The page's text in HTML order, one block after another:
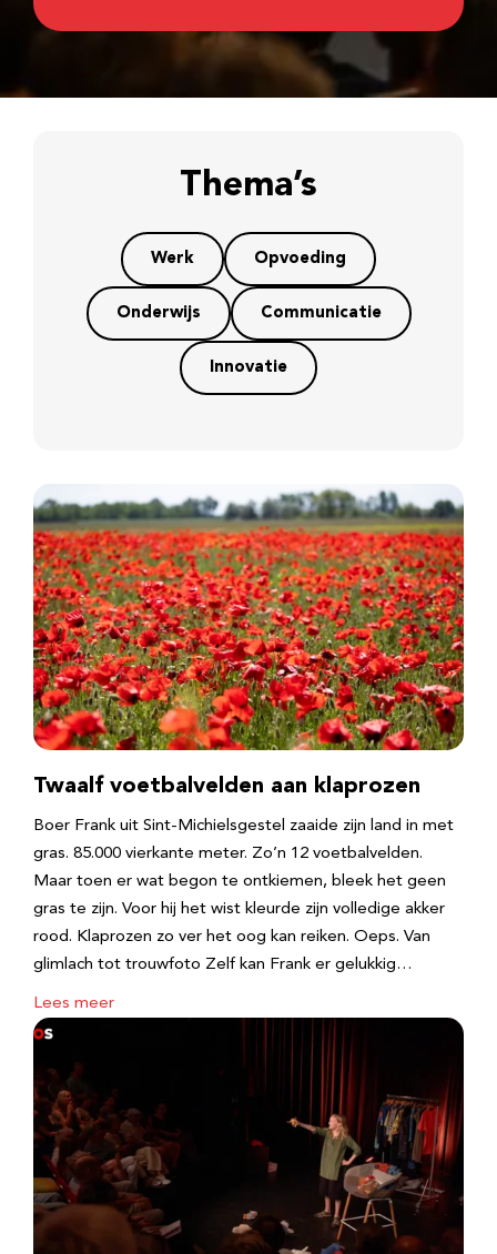
Thema’s
Werk Opvoeding
Onderwijs Communicatie
Innovatie
Twaalf voetbalvelden aan klaprozen
Boer Frank uit Sint-Michielsgestel zaaide zijn land in met
gras. 85.000 vierkante meter. Zo’n 12 voetbalvelden.
Maar toen er wat begon te ontkiemen, bleek het geen
gras te zijn. Voor hij het wist kleurde zijn volledige akker
rood. Klaprozen zo ver het oog kan reiken. Oeps. Van
glimlach tot trouwfoto Zelf kan Frank er gelukkig…
Lees meer